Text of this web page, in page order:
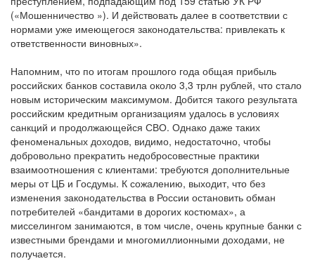
(«Мошенничество »). И действовать далее в соответствии с
нормами уже имеющегося законодательства: привлекать к
ответственности виновных».
Напомним, что по итогам прошлого года общая прибыль
российских банков составила около 3,3 трлн рублей, что стало
новым историческим максимумом. Добится такого результата
российским кредитным организациям удалось в условиях
санкций и продолжающейся СВО. Однако даже таких
феноменальных доходов, видимо, недостаточно, чтобы
добровольно прекратить недобросовестные практики
взаимоотношения с клиентами: требуются дополнительные
меры от ЦБ и Госдумы. К сожалению, выходит, что без
изменения законодательства в России остановить обман
потребителей «бандитами в дорогих костюмах», а
мисселингом занимаются, в том числе, очень крупные банки с
известными брендами и многомиллионными доходами, не
получается.